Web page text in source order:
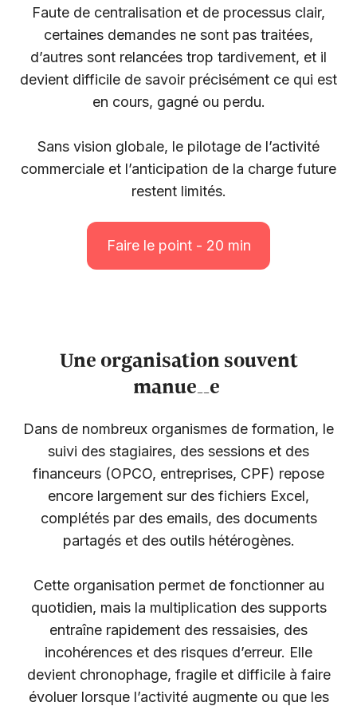
Faute de centralisation et de processus clair,
certaines demandes ne sont pas traitées,
d’autres sont relancées trop tardivement, et il
devient difficile de savoir précisément ce qui est
en cours, gagné ou perdu.
Sans vision globale, le pilotage de l’activité
commerciale et l’anticipation de la charge future
restent limités.
Faire le point - 20 min
Une organisation souvent
manuelle
Dans de nombreux organismes de formation, le
suivi des stagiaires, des sessions et des
financeurs (OPCO, entreprises, CPF) repose
encore largement sur des fichiers Excel,
complétés par des emails, des documents
partagés et des outils hétérogènes.
Cette organisation permet de fonctionner au
quotidien, mais la multiplication des supports
entraîne rapidement des ressaisies, des
incohérences et des risques d’erreur. Elle
devient chronophage, fragile et difficile à faire
évoluer lorsque l’activité augmente ou que les